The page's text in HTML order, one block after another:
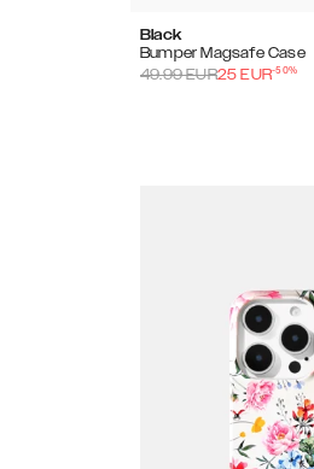
Black
Bumper Magsafe Case
49.99EUR25 EUR-50%